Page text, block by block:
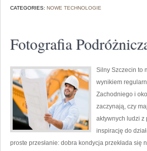
CATEGORIES: NOWE TECHNOLOGIE
Fotografia
Silny Szczecin to
wynikiem
Zachodniego i
zaczynają, czy
aktywnych ludzi z
inspirację do
proste przesłanie: dobra kondycja przekłada